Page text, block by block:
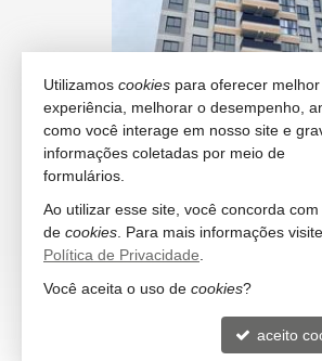
Apartamento no Edifício Parque Europeu Smart Confort
São João
Apartamento no Edifício Dom João
1 vaga (Privativa)
Utilizamos cookies para oferecer melhor
experiência, melhorar o desempenho,
como você interage em nosso site e
informações coletadas por meio de
formulários.
Ao utilizar esse site, você concorda
de cookies . Para mais informações visite
Política de Privacidade
Você aceita o uso de cookies?
aceito